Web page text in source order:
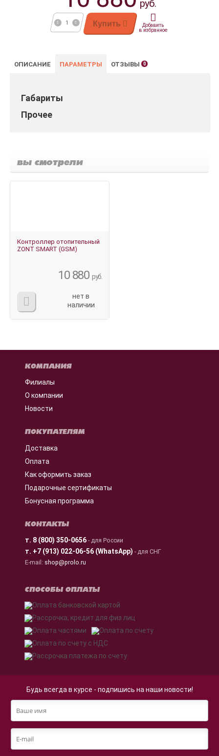
руб.
Купить
Добавить
в избранное
ОПИСАНИЕ ПАРАМЕТРЫ ОТЗЫВЫ 0
Габариты
Прочее
вы смотрели
Контроллер отопительный
ZONT SMART (GSM)
10 880 руб.
нет в
наличии
КОМПАНИЯ
Филиалы
О компании
Новости
ПОКУПАТЕЛЯМ
Доставка
Оплата
Как оформить заказ
Подарочные сертификаты
Бонусная программа
КОНТАКТЫ
т. 8 (800) 350-0656- для России
т. +7 (913) 022-06-56 (WhatsApp) - для СНГ
E-mail: shop@prolo.ru
СПОСОБЫ ОПЛАТЫ
Будь всегда в курсе - подпишись на наши новости!